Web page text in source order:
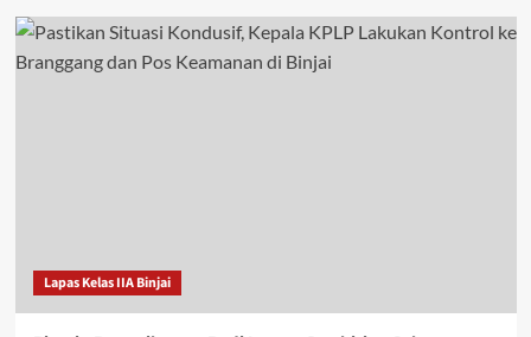
Lapas Kelas IIA Binjai